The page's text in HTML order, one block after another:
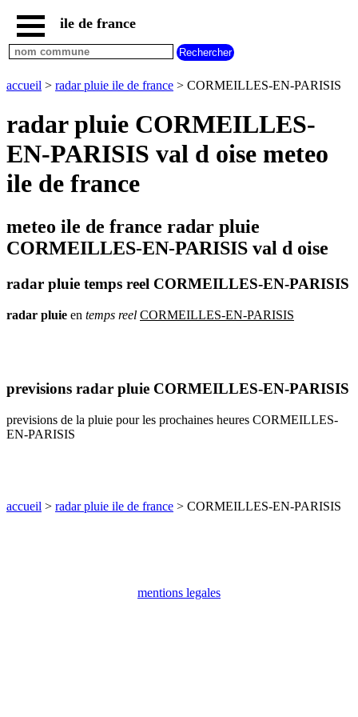
accueil
paris
communes
communes
hauts
de
seine
communes
marne
communes
saint
denis
communes
val
marne
communes
ile de france
accueil > radar pluie ile de france > CORMEILLES-EN-PARISIS
radar pluie CORMEILLES-
EN-PARISIS val d oise meteo
ile de france
meteo ile de france radar pluie
CORMEILLES-EN-PARISIS val d oise
radar pluie temps reel CORMEILLES-EN-PARISIS
radar pluie en temps reel CORMEILLES-EN-PARISIS
previsions radar pluie CORMEILLES-EN-PARISIS
previsions de la pluie pour les prochaines heures CORMEILLES-
EN-PARISIS
accueil > radar pluie ile de france > CORMEILLES-EN-PARISIS
mentions legales